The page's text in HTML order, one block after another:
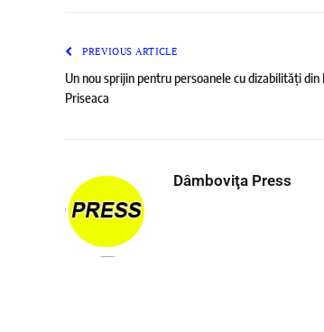
PREVIOUS ARTICLE
Un nou sprijin pentru persoanele cu dizabilități
Priseaca
Dâmboviţa Press